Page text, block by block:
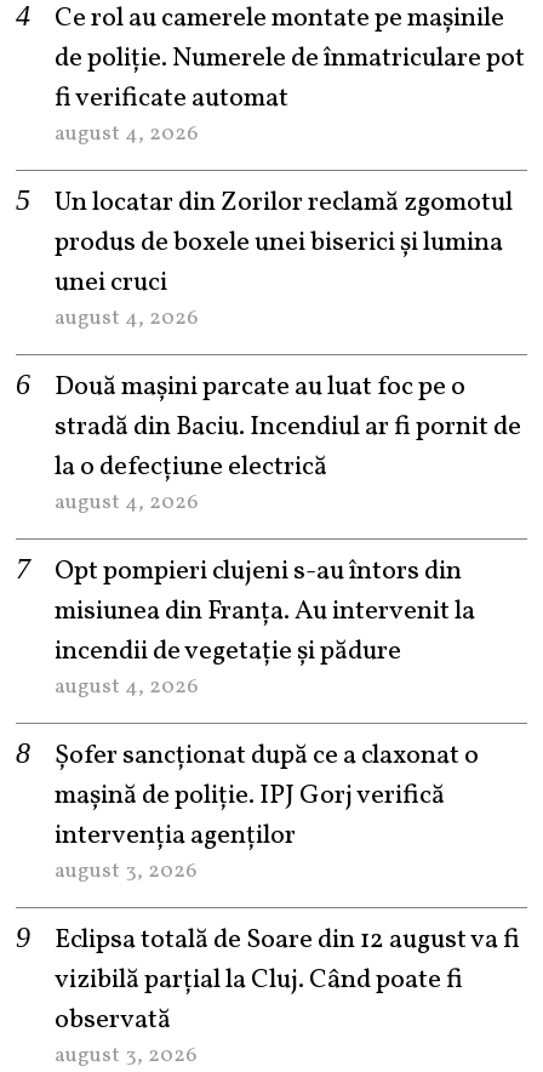
Ce rol au camerele montate pe mașinile
de poliție. Numerele de înmatriculare pot
fi verificate automat
august 4, 2026
Un locatar din Zorilor reclamă zgomotul
produs de boxele unei biserici și lumina
unei cruci
august 4, 2026
Două mașini parcate au luat foc pe o
stradă din Baciu. Incendiul ar fi pornit de
la o defecțiune electrică
august 4, 2026
Opt pompieri clujeni s-au întors din
misiunea din Franța. Au intervenit la
incendii de vegetație și pădure
august 4, 2026
Șofer sancționat după ce a claxonat o
mașină de poliție. IPJ Gorj verifică
intervenția agenților
august 3, 2026
Eclipsa totală de Soare din 12 august va fi
vizibilă parțial la Cluj. Când poate fi
observată
august 3, 2026